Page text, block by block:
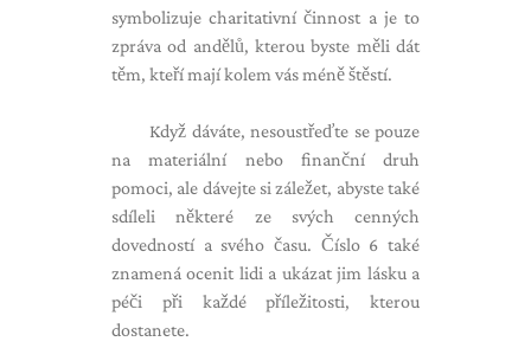
symbolizuje charitativní činnost a je to
zpráva od andělů, kterou byste měli dát
těm, kteří mají kolem vás méně štěstí.
Když dáváte, nesoustřeďte se pouze
na materiální nebo finanční druh
pomoci, ale dávejte si záležet, abyste také
sdíleli některé ze svých cenných
dovedností a svého času. Číslo 6 také
znamená ocenit lidi a ukázat jim lásku a
péči při každé příležitosti, kterou
dostanete.